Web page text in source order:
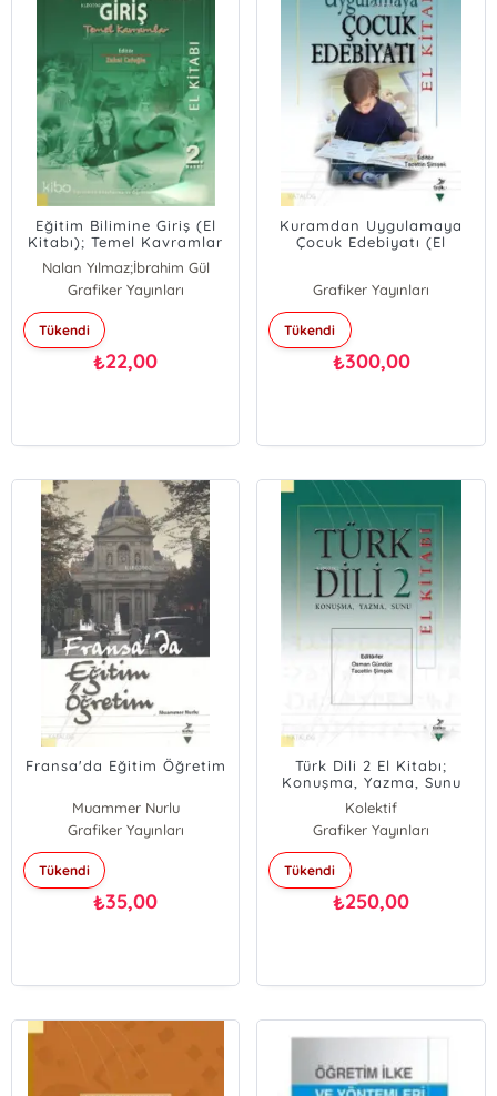
Eğitim Bilimine Giriş (El
Kitabı); Temel Kavramlar
Nalan Yılmaz;İbrahim Gül
Grafiker Yayınları
Tükendi
₺22,00
Kuramdan Uygulamaya
Çocuk Edebiyatı (El
Grafiker Yayınları
Tükendi
₺300,00
Fransa'da Eğitim Öğretim
Muammer Nurlu
Grafiker Yayınları
Tükendi
₺35,00
Türk Dili 2 El Kitabı;
Konuşma, Yazma, Sunu
Kolektif
Grafiker Yayınları
Tükendi
₺250,00